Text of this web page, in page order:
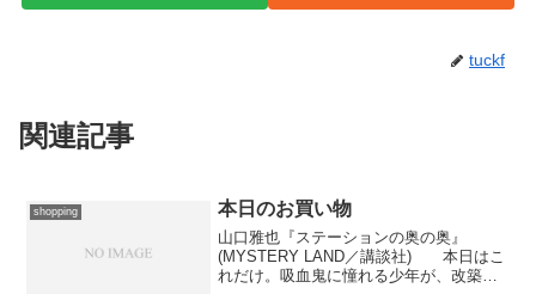
tuckf
関連記事
shopping 本日のお買い物
山口雅也『ステーションの奥の奥』
(MYSTERY LAND／講談社) 本日はこ
れだけ。吸血鬼に憧れる少年が、改築前